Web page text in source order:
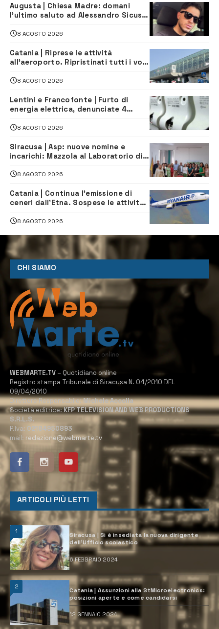
Augusta | Chiesa Madre: domani
l’ultimo saluto ad Alessandro Sicuso,
8 AGOSTO 2026
Catania | Riprese le attività
all’aeroporto. Ripristinati tutti i voli
8 AGOSTO 2026
Lentini e Francofonte | Furto di
energia elettrica, denunciate 4
8 AGOSTO 2026
Siracusa | Asp: nuove nomine e
incarichi: Mazzola al Laboratorio di
Servizio Legale
8 AGOSTO 2026
Catania | Continua l’emissione di
ceneri dall’Etna. Sospese le attività
8 AGOSTO 2026
CHI SIAMO
WEBMARTE.TV – Quotidiano online
Registro stampa Tribunale di Siracusa N. 04/2010 DEL
09/04/2010
Direttore Responsabile:Michele Accolla
Società editrice:KFP TELEVISION AND WEB PRODUCTIONS
S.R.L.S.
P.Iva: 02184950893
mail: redazione@webmarte.tv
ARTICOLI PIÙ LETTI
1
Siracusa | Si è insediata la nuova dirigente
dell’Ufficio scolastico
6 FEBBRAIO 2024
2
Catania | Assunzioni alla StMicroelectronics:
posizioni aperte e come candidarsi
12 GENNAIO 2024